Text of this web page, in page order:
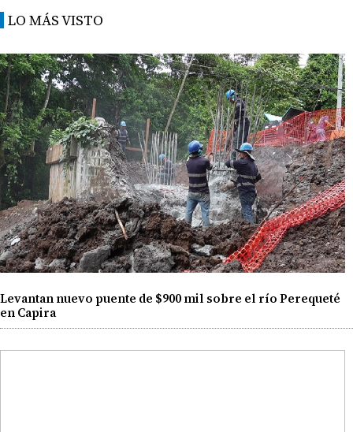
LO MÁS VISTO
Levantan nuevo puente de $900 mil sobre el río Perequeté
en Capira